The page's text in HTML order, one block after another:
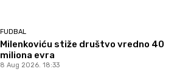
FUDBAL
Milenkoviću stiže društvo vredno 40
miliona evra
8 Aug 2026. 18:33